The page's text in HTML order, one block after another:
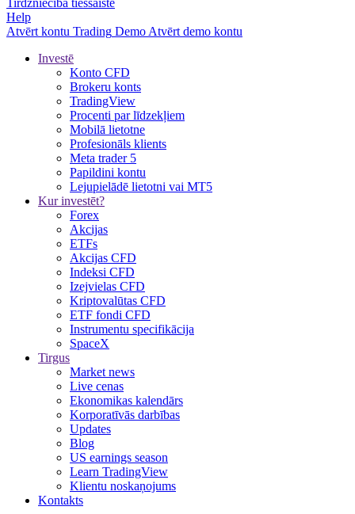
Help
Atvērt kontu Trading Demo Atvērt demo kontu
Investē
Konto CFD
Brokeru konts
TradingView
Procenti par līdzekļiem
Mobilā lietotne
Profesionāls klients
Meta trader 5
Papildini kontu
Lejupielādē lietotni vai MT5
Kur investēt?
Forex
Akcijas
ETFs
Akcijas CFD
Indeksi CFD
Izejvielas CFD
Kriptovalūtas CFD
ETF fondi CFD
Instrumentu specifikācija
SpaceX
Tirgus
Market news
Live cenas
Ekonomikas kalendārs
Korporatīvās darbības
Updates
Blog
US earnings season
Learn TradingView
Klientu noskaņojums
Kontakts